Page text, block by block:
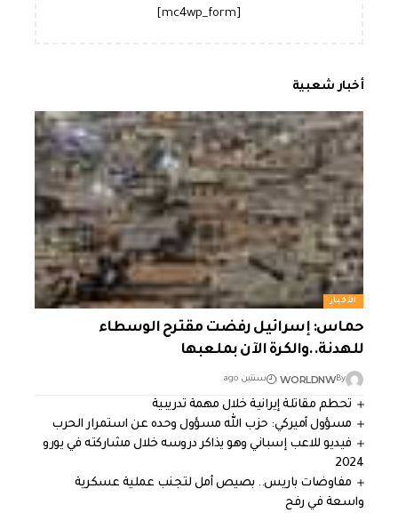
أخبار شعبية
الأخبار
حماس: إسرائيل رفضت مقترح الوسطاء
للهدنة..والكرة الآن بملعبها
By
WORLDNW سنتين ago
تحطم مقاتلة إيرانية خلال مهمة تدريبية
مسؤول أميركي: حزب الله مسؤول وحده عن استمرار الحرب
فيديو للاعب إسباني وهو يذاكر دروسه خلال مشاركته في يورو
2024
مفاوضات باريس.. بصيص أمل لتجنب عملية عسكرية
واسعة في رفح